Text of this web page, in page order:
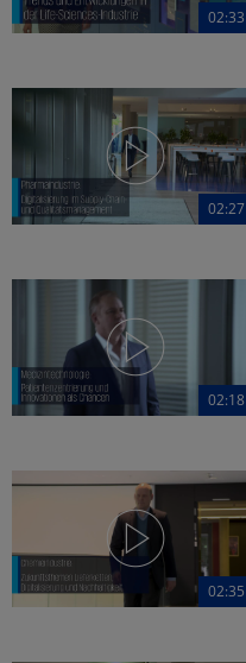
02:33
02:27
02:18
02:35